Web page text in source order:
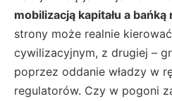
mobilizacją kapitału a
strony może realnie
cywilizacyjnym, z drugiej –
poprzez oddanie władzy w
regulatorów. Czy w pogoni